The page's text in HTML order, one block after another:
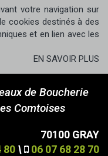
votre navigation sur
cookies destinés à des
et en lien avec les
EN SAVOIR PLUS
de Boucherie
Comtoises
70100 GRAY
80 \ 06 07 68 28 70